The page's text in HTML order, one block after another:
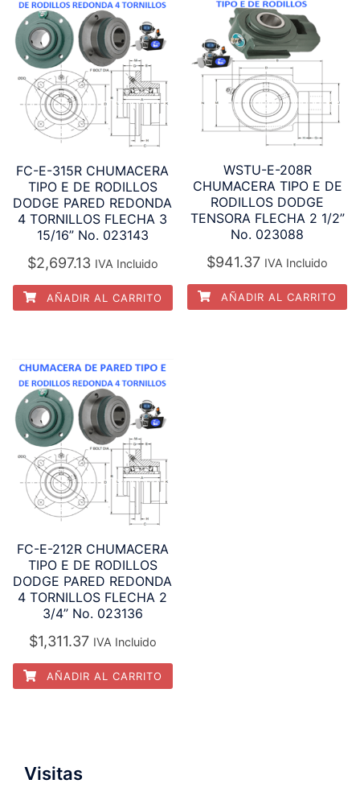
FC-E-315R CHUMACERA
TIPO E DE RODILLOS
DODGE PARED REDONDA
4 TORNILLOS FLECHA 3
15/16” No. 023143
$2,697.13 IVA Incluido
AÑADIR AL CARRITO
WSTU-E-208R
CHUMACERA TIPO E DE
RODILLOS DODGE
TENSORA FLECHA 2 1/2”
No. 023088
$941.37 IVA Incluido
AÑADIR AL CARRITO
FC-E-212R CHUMACERA
TIPO E DE RODILLOS
DODGE PARED REDONDA
4 TORNILLOS FLECHA 2
3/4” No. 023136
$1,311.37 IVA Incluido
AÑADIR AL CARRITO
Visitas